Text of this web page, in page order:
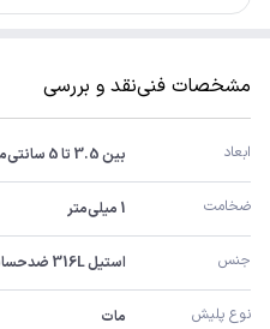
مشخصات فنینقد و بررسی
ابعاد بین 3.5 تا 5 سانتی‌متر
ضخامت 1 میلی‌متر
جنس استیل 316L ضدحساسیت
نوع پلیش مات